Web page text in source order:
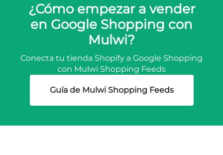
¿Cómo empezar a vender
en Google Shopping con
Mulwi?
Conecta tu tienda Shopify a Google Shopping
con Mulwi Shopping Feeds
Guía de Mulwi Shopping Feeds